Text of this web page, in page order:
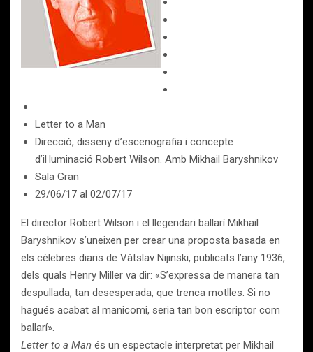
Letter to a Man
Direcció, disseny d’escenografia i concepte
d’il·luminació Robert Wilson. Amb Mikhail Baryshnikov
Sala Gran
29/06/17 al 02/07/17
El director Robert Wilson i el llegendari ballarí Mikhail
Baryshnikov s’uneixen per crear una proposta basada en
els cèlebres diaris de Vàtslav Nijinski, publicats l’any 1936,
dels quals Henry Miller va dir: «S’expressa de manera tan
despullada, tan desesperada, que trenca motlles. Si no
hagués acabat al manicomi, seria tan bon escriptor com
ballarí».
Letter to a Man és un espectacle interpretat per Mikhail